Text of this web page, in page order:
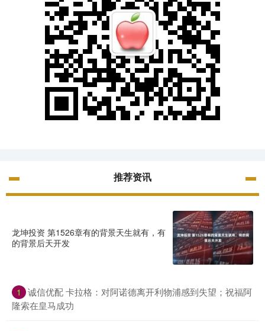
推荐资讯
龙坤投资 第1526章有的背景天生就有，有
的背景后天开发
1
诚信优配 卡拉格：对阿诺德离开利物浦感到失望；祝福阿
隆索在皇马成功